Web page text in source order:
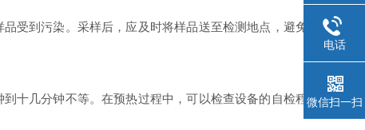
到污染。采样后，应及时将样品送至检测地点，避免
十几分钟不等。在预热过程中，可以检查设备的自检程
电话
微信扫一扫